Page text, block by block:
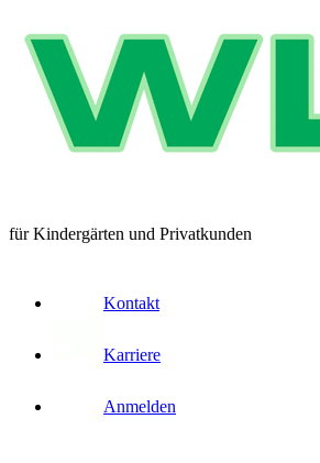
für Kindergärten und Privatkunden
Kontakt
Karriere
Anmelden